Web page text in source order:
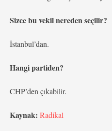
Sizce bu vekil nereden seçilir?
İstanbul’dan.
Hangi partiden?
CHP’den çıkabilir.
Kaynak: Radikal